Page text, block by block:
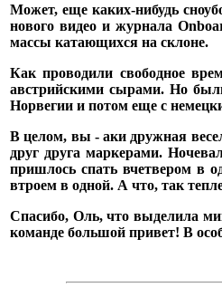
Может, еще каких-нибудь
нового видео и журнала
массы катающихся на склоне.
Как проводили свободное
австрийскими сырами. Но
Норвегии и потом еще с
В целом, вы - аки дружная
друг друга маркерами.
пришлось спать вчетвером в
втроем в одной. А что, так
Спасибо, Оль, что выделила
команде большой привет! В